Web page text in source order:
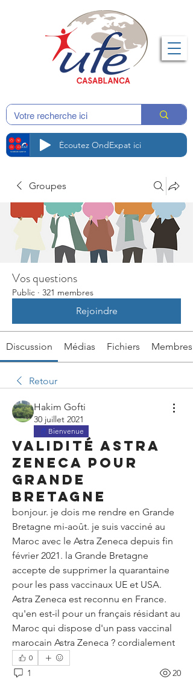
Écoutez OndExpat ici
Groupes
Vos questions
Public · 321 membres
Rejoindre
Discussion Médias Fichiers Membres
Retour
Hakim Gofti
30 juillet 2021
Bienvenue
validité Astra
Zeneca pour
Grande
Bretagne
bonjour. je dois me rendre en Grande
Bretagne mi-août. je suis vacciné au
Maroc avec le Astra Zeneca depuis fin
février 2021. la Grande Bretagne
accepte de supprimer la quarantaine
pour les pass vaccinaux UE et USA.
Astra Zeneca est reconnu en France.
qu'en est-il pour un français résidant au
Maroc qui dispose d'un pass vaccinal
marocain Astra Zeneca ? cordialement
0
1 20